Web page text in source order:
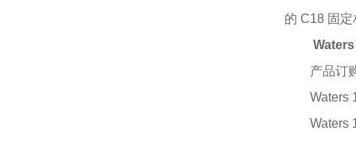
的 C18 固
产品订
Waters
Waters